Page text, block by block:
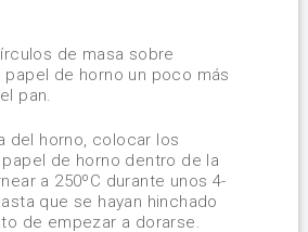
de masa sobre
de horno un poco más
pan.
del horno, colocar los
de horno dentro de la
a 250ºC durante unos 4-
que se hayan hinchado
de empezar a dorarse.